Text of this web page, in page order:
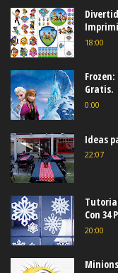
18:00
Gratis.
0:00
Ideas
22:07
Con 34
20:00